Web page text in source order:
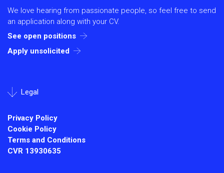
We love hearing from passionate people, so feel free to send
an application along with your CV.
See open positions
Apply unsolicited
Legal
Privacy Policy
Cookie Policy
Terms and Conditions
CVR 13930635